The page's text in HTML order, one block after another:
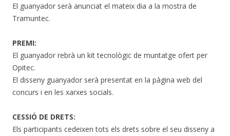
El guanyador serà anunciat el mateix dia a la mostra de
Tramuntec.
PREMI:
El guanyador rebrà un kit tecnològic de muntatge ofert per
Opitec.
El disseny guanyador serà presentat en la pàgina web del
concurs i en les xarxes socials.
CESSIÓ DE DRETS:
Els participants cedeixen tots els drets sobre el seu disseny a